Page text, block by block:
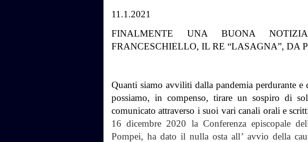
11.1.2021
FINALMENTE UNA BUONA
FRANCESCHIELLO, IL RE “LASAGNA”, DA
Quanti siamo avviliti dalla pandemia perdurante e
possiamo, in compenso, tirare un sospiro di
comunicato attraverso i suoi vari canali orali e
16 dicembre 2020 la Conferenza episcopale
Pompei, ha dato il nulla osta all’ avvio della